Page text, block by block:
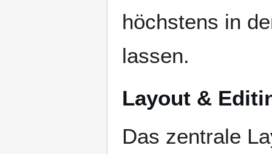
höchstens in
lassen.
Layout &
Das zentrale